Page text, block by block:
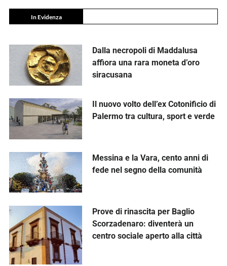
In Evidenza
Dalla necropoli di Maddalusa
affiora una rara moneta d’oro
siracusana
Il nuovo volto dell’ex Cotonificio di
Palermo tra cultura, sport e verde
Messina e la Vara, cento anni di
fede nel segno della comunità
Prove di rinascita per Baglio
Scorzadenaro: diventerà un
centro sociale aperto alla città